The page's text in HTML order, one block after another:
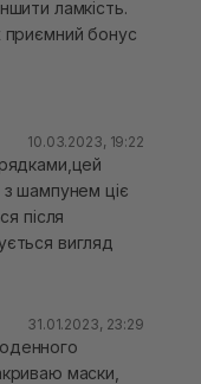
ламкість.
приємний бонус
10.03.2023, 19:22
шампунем ціє
після
вигляд
31.01.2023, 23:29
маски,